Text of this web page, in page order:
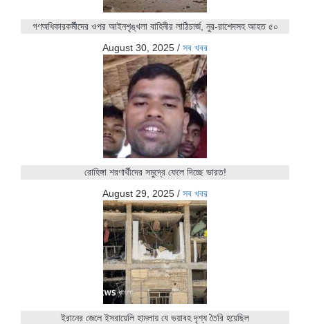
গণঅধিকারকর্মীদের ওপর আইনশৃঙ্খলা বাহিনীর লাঠিচার্জ, নুর-রাশেদসহ আহত ৫০
August 30, 2025 / সব খবর
রোহিঙ্গা শরণার্থীদের সমুদ্রে ফেলে দিচ্ছে ভারত!
August 29, 2025 / সব খবর
ইরানের জেলে ইসরায়েলি হামলায় যে ভয়াবহ দৃশ্য তৈরি হয়েছিল